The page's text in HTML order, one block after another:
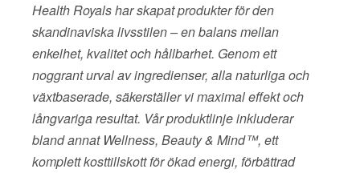
Health Royals har skapat produkter för den
skandinaviska livsstilen – en balans mellan
enkelhet, kvalitet och hållbarhet. Genom ett
noggrant urval av ingredienser, alla naturliga och
växtbaserade, säkerställer vi maximal effekt och
långvariga resultat. Vår produktlinje inkluderar
bland annat Wellness, Beauty & Mind™, ett
komplett kosttillskott för ökad energi, förbättrad